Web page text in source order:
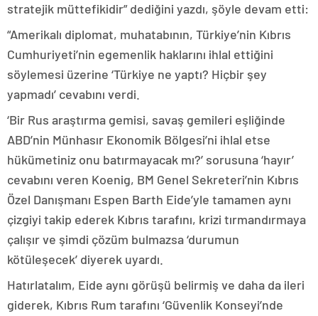
stratejik müttefikidir” dediğini yazdı, şöyle devam etti:
“Amerikalı diplomat, muhatabının, Türkiye’nin Kıbrıs
Cumhuriyeti’nin egemenlik haklarını ihlal ettiğini
söylemesi üzerine ‘Türkiye ne yaptı? Hiçbir şey
yapmadı’ cevabını verdi.
‘Bir Rus araştırma gemisi, savaş gemileri eşliğinde
ABD’nin Münhasır Ekonomik Bölgesi’ni ihlal etse
hükümetiniz onu batırmayacak mı?’ sorusuna ‘hayır’
cevabını veren Koenig, BM Genel Sekreteri’nin Kıbrıs
Özel Danışmanı Espen Barth Eide’yle tamamen aynı
çizgiyi takip ederek Kıbrıs tarafını, krizi tırmandırmaya
çalışır ve şimdi çözüm bulmazsa ‘durumun
kötüleşecek’ diyerek uyardı.
Hatırlatalım, Eide aynı görüşü belirmiş ve daha da ileri
giderek, Kıbrıs Rum tarafını ‘Güvenlik Konseyi’nde